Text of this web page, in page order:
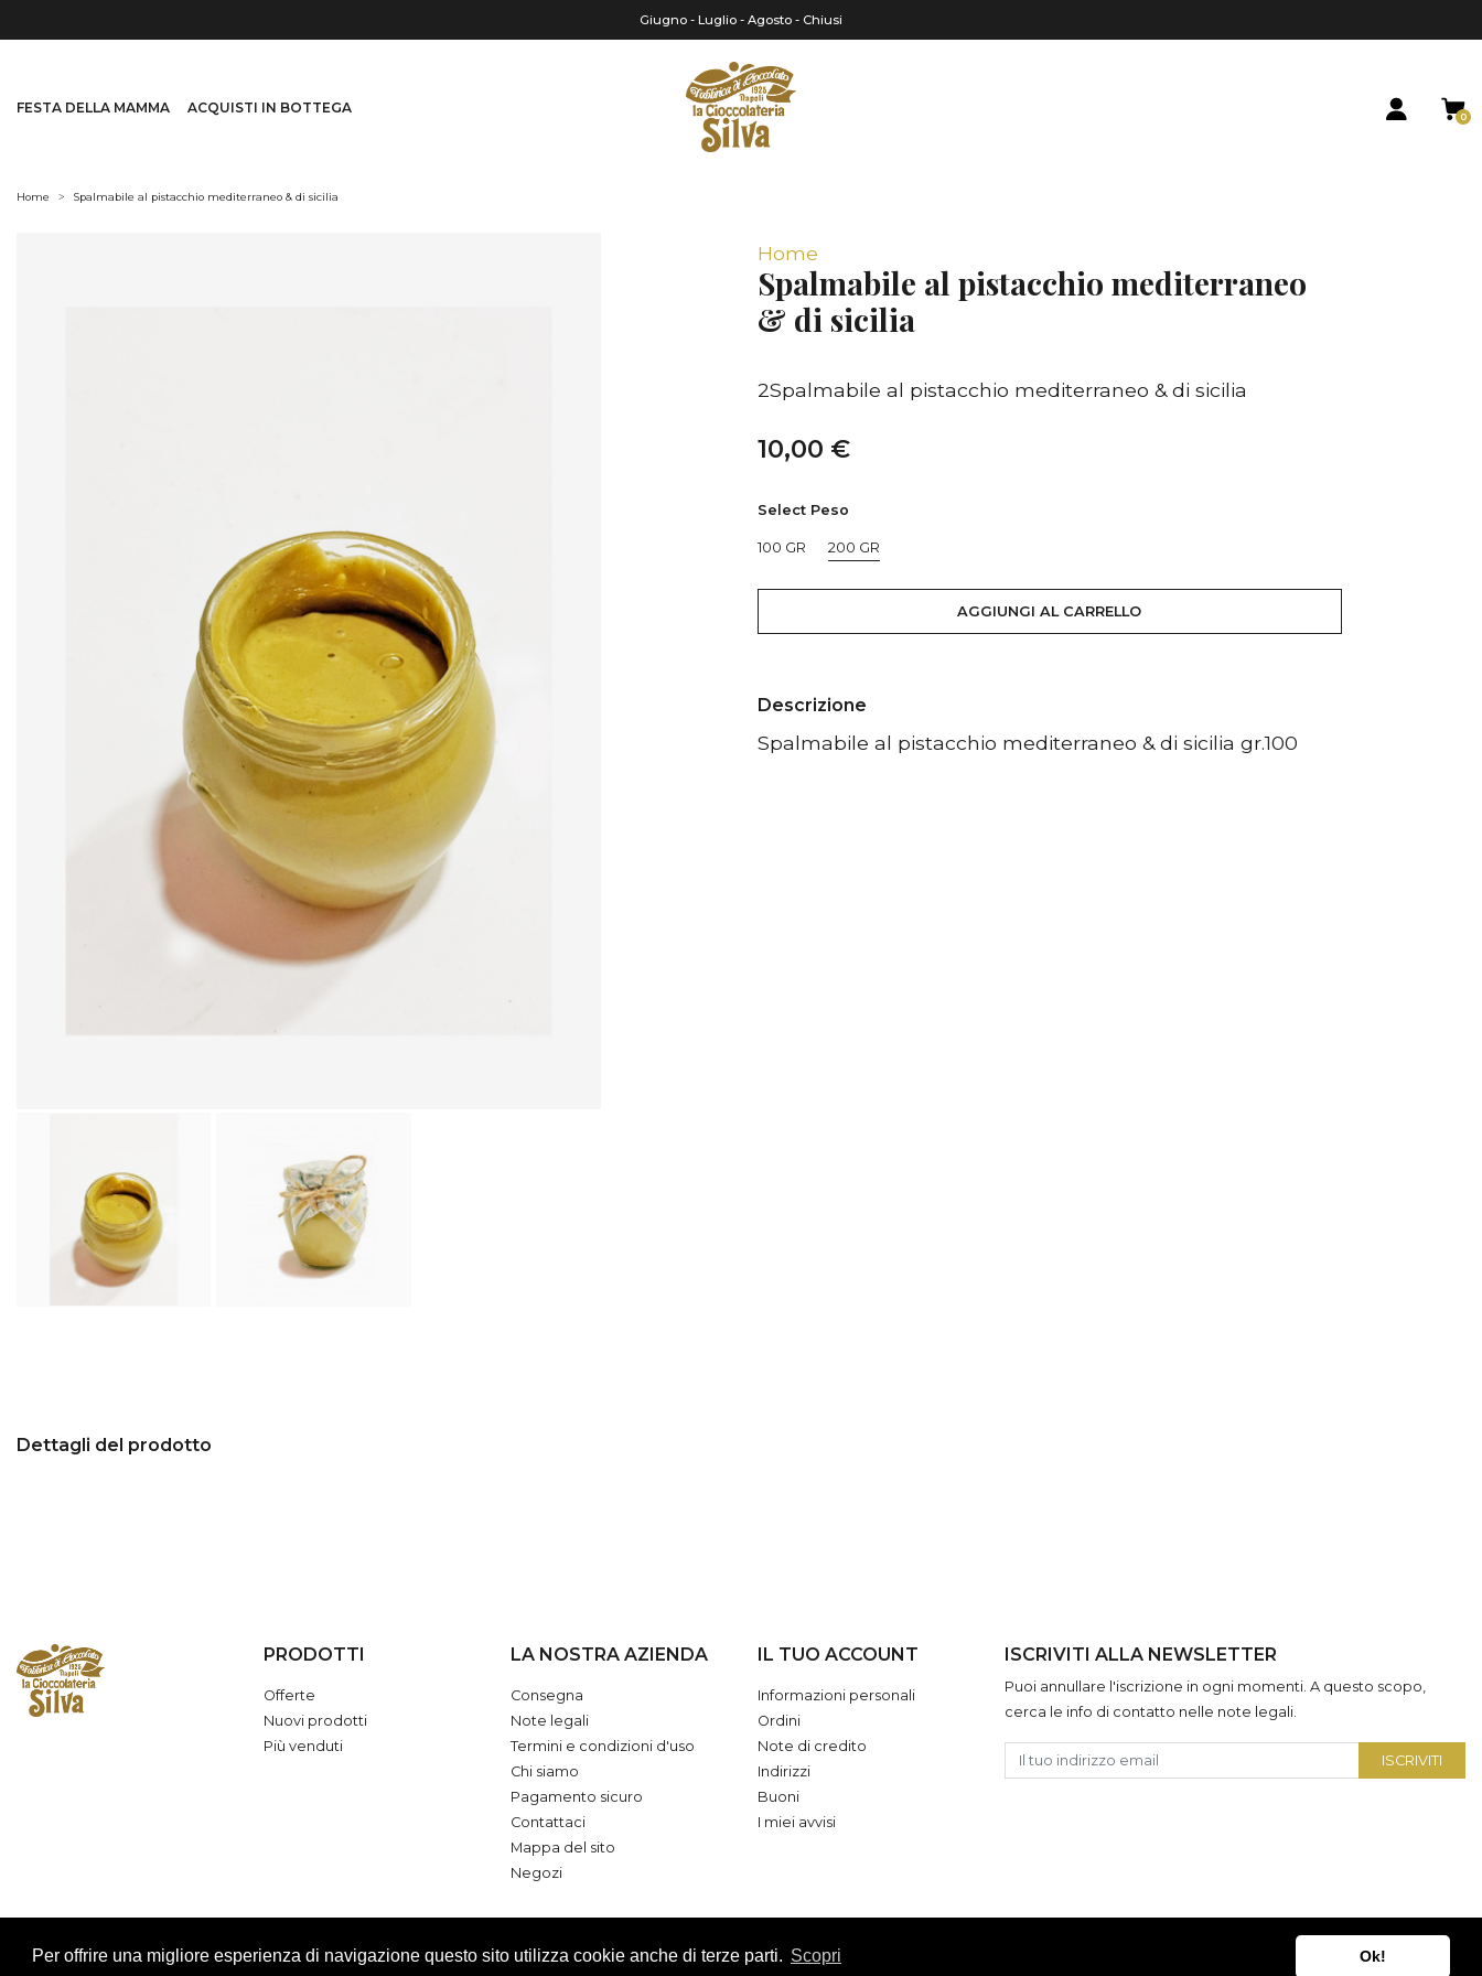
Per offrire una migliore esperienza di navigazione questo sito utilizza cookie anche di terze parti. Scopri Ok!
Giugno - Luglio - Agosto - Chiusi
FESTA DELLA MAMMA ACQUISTI IN BOTTEGA
0
Home Spalmabile al pistacchio mediterraneo & di sicilia
Home
Spalmabile al pistacchio mediterraneo
& di sicilia
2Spalmabile al pistacchio mediterraneo & di sicilia
10,00 €
Select Peso
100 GR 200 GR
AGGIUNGI AL CARRELLO
Descrizione
Spalmabile al pistacchio mediterraneo & di sicilia gr.100
Dettagli del prodotto
PRODOTTI
Offerte
Nuovi prodotti
Più venduti
LA NOSTRA AZIENDA
Consegna
Note legali
Termini e condizioni d'uso
Chi siamo
Pagamento sicuro
Contattaci
Mappa del sito
Negozi
IL TUO ACCOUNT
Informazioni personali
Ordini
Note di credito
Indirizzi
Buoni
I miei avvisi
ISCRIVITI ALLA NEWSLETTER
Puoi annullare l'iscrizione in ogni momenti. A questo scopo,
cerca le info di contatto nelle note legali.
ISCRIVITI